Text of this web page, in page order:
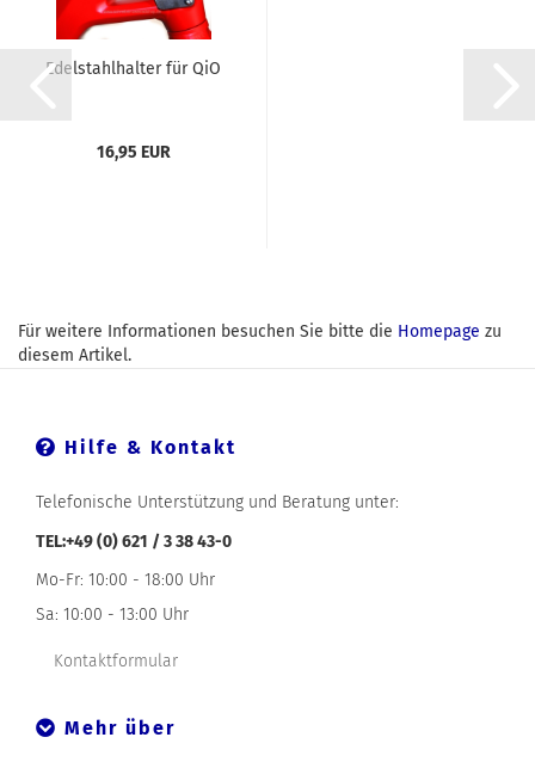
Edelstahlhalter für QiO
16,95 EUR
Für weitere Informationen besuchen Sie bitte die Homepage zu
diesem Artikel.
Hilfe & Kontakt
Telefonische Unterstützung und Beratung unter:
TEL:+49 (0) 621 / 3 38 43-0
Mo-Fr: 10:00 - 18:00 Uhr
Sa: 10:00 - 13:00 Uhr
Kontaktformular
Mehr über